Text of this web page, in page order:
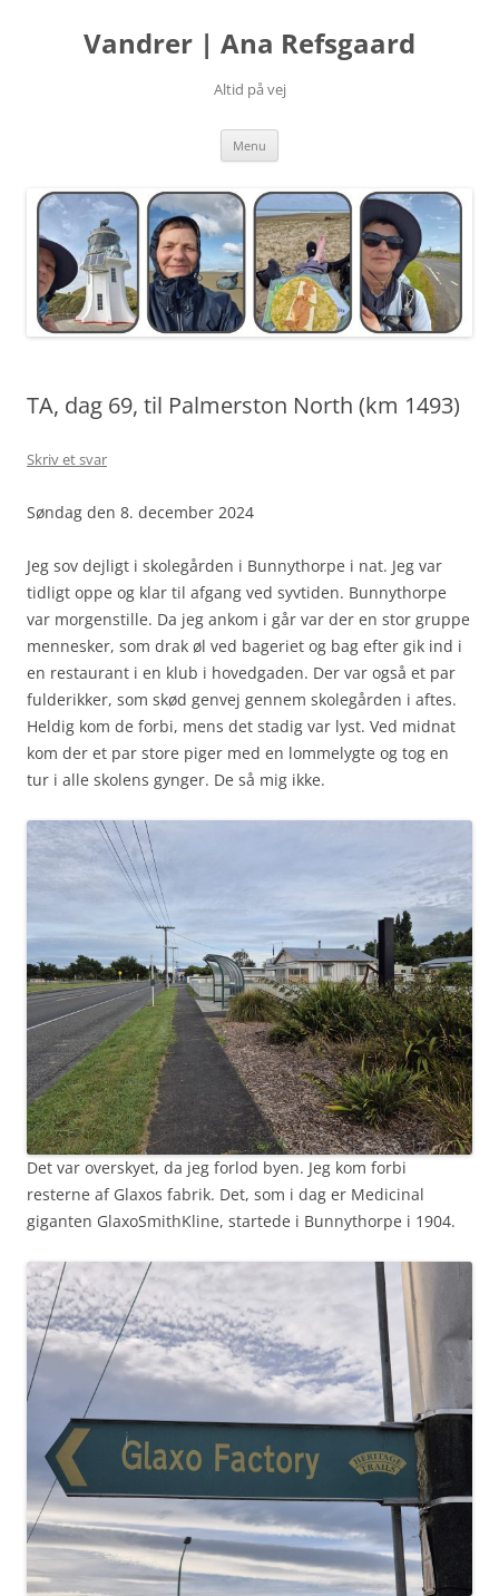
Vandrer | Ana Refsgaard
Altid på vej
Menu
TA, dag 69, til Palmerston North (km 1493)
Skriv et svar
Søndag den 8. december 2024
Jeg sov dejligt i skolegården i Bunnythorpe i nat. Jeg var
tidligt oppe og klar til afgang ved syvtiden. Bunnythorpe
var morgenstille. Da jeg ankom i går var der en stor gruppe
mennesker, som drak øl ved bageriet og bag efter gik ind i
en restaurant i en klub i hovedgaden. Der var også et par
fulderikker, som skød genvej gennem skolegården i aftes.
Heldig kom de forbi, mens det stadig var lyst. Ved midnat
kom der et par store piger med en lommelygte og tog en
tur i alle skolens gynger. De så mig ikke.
Det var overskyet, da jeg forlod byen. Jeg kom forbi
resterne af Glaxos fabrik. Det, som i dag er Medicinal
giganten GlaxoSmithKline, startede i Bunnythorpe i 1904.